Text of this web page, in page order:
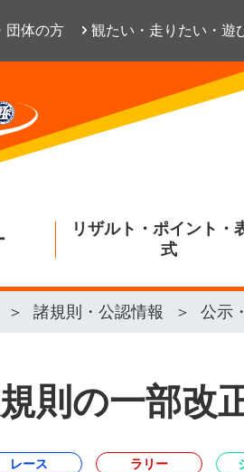
団体の方 観たい・走りたい・遊
リザルト・ポイント・
式
諸規則・公認情報 公示
則の一部改
レース ラリー